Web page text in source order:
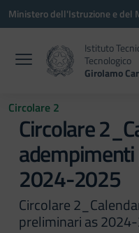
Vai ai contenuti
Vai al menu di navigazione
Vai al footer
Ministero dell'Istruzione e del
Istituto
Tecnologico
Girolamo
Circolare 2
Circolare
2024-2025
Circolare
preliminari as